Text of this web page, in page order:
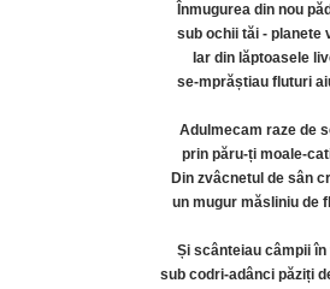
Înmugurea din nou
sub ochii tăi - planete
Iar din lăptoasele
se-mprăștiau fluturi
Adulmecam raze de
prin păru-ți moale-
Din zvâcnetul de sân
un mugur măsliniu de
Și scânteiau câmpii în
sub codri-adânci păziți